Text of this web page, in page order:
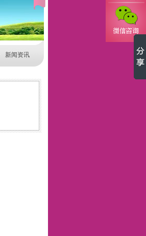
新闻资讯